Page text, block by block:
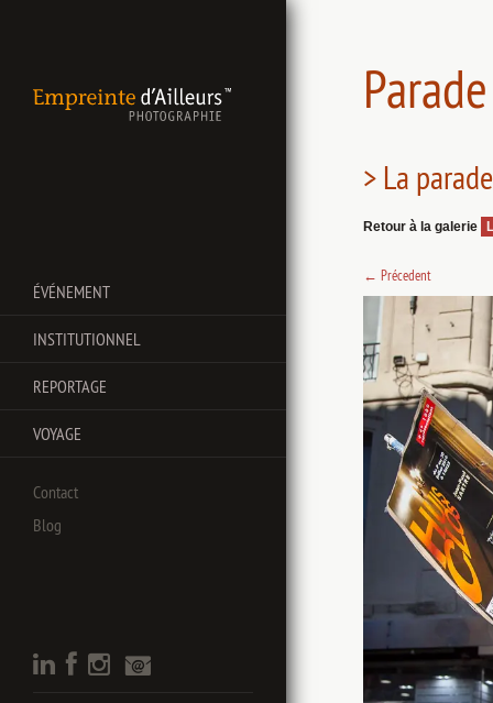
ÉVÉNEMENT
INSTITUTIONNEL
REPORTAGE
VOYAGE
Contact
Blog
> La
Retour à la galerie
← Précedent